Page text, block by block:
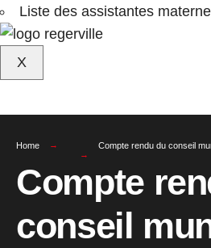
Liste des assistantes
X
Home Compte rendu du conseil
Compte
conseil